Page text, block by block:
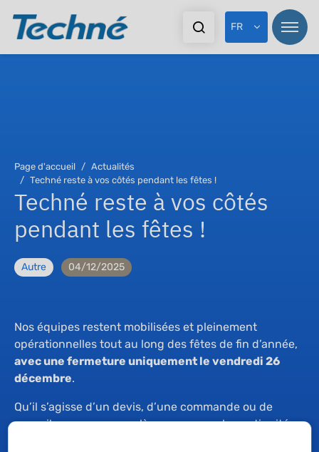
FR
Page d'accueil
Actualités
Techné reste à vos côtés pendant les fêtes !
Techné reste à vos côtés
pendant les fêtes !
Autre 04/12/2025
Nos équipes restent mobilisées et pleinement
opérationnelles tout au long des fêtes de fin d’année,
avec une fermeture uniquement le vendredi 26
décembre.
Qu’il s’agisse d’un devis, d’une commande ou de
conseils, nous sommes là pour assurer la continuité